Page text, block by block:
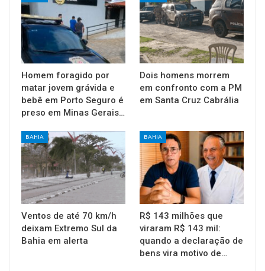
Homem foragido por
matar jovem grávida e
bebê em Porto Seguro é
preso em Minas Gerais…
Dois homens morrem
em confronto com a PM
em Santa Cruz Cabrália
BAHIA
Ventos de até 70 km/h
deixam Extremo Sul da
Bahia em alerta
BAHIA
R$ 143 milhões que
viraram R$ 143 mil:
quando a declaração de
bens vira motivo de…